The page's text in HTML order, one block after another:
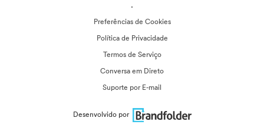
·
Preferências de Cookies
Política de Privacidade
Termos de Serviço
Conversa em Direto
Suporte por E-mail
Desenvolvido por